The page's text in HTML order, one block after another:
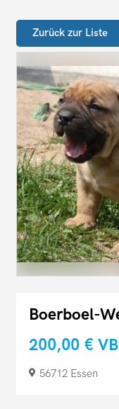
Zurück zur Liste
Boerboel-
200,00 € VB
56712 Essen